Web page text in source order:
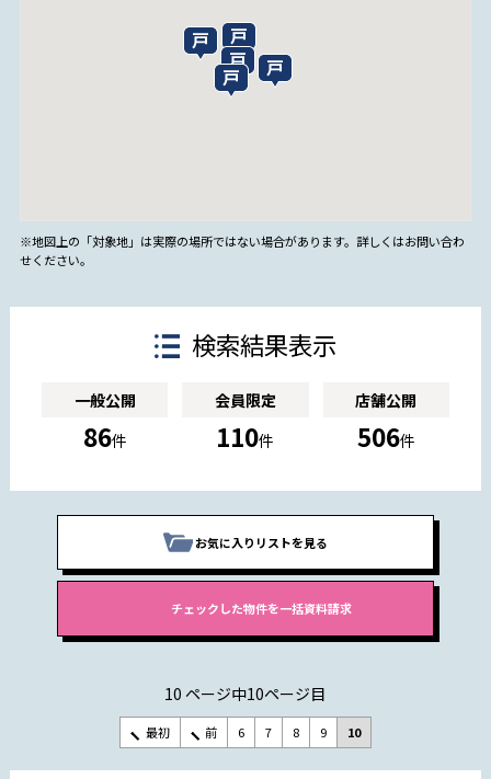
※地図上の「対象地」は実際の場所ではない場合があります。詳しくはお問い合わ
せください。
検索結果表示
一般公開
86件
会員限定
110件
店舗公開
506件
お気に入りリストを見る
10 ページ中10ページ目
最初 前 6 7 8 9 10